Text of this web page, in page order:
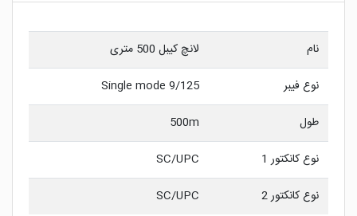
نام
لانچ کیبل 500 متری
نوع فیبر
9/125 Single mode
طول
500m
نوع کانکتور 1
SC/UPC
نوع کانکتور 2
SC/UPC